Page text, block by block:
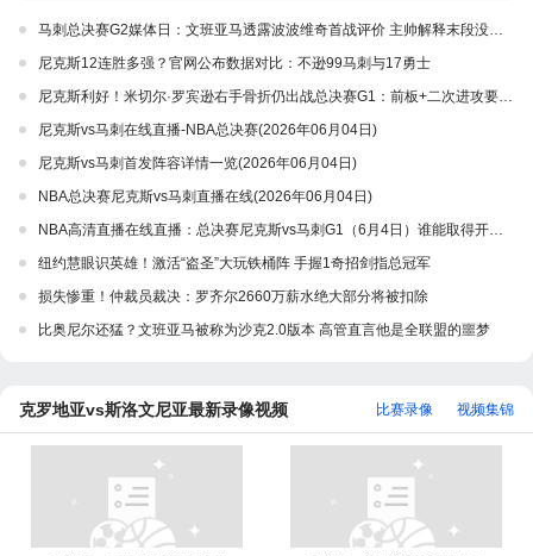
马刺总决赛G2媒体日：文班亚马透露波波维奇首战评价 主帅解释末段没上哈珀
尼克斯12连胜多强？官网公布数据对比：不逊99马刺与17勇士
尼克斯利好！米切尔·罗宾逊右手骨折仍出战总决赛G1：前板+二次进攻要靠他 附比赛直播
尼克斯vs马刺在线直播-NBA总决赛(2026年06月04日)
尼克斯vs马刺首发阵容详情一览(2026年06月04日)
NBA总决赛尼克斯vs马刺直播在线(2026年06月04日)
NBA高清直播在线直播：总决赛尼克斯vs马刺G1（6月4日）谁能取得开门红？附首发名单预测
纽约慧眼识英雄！激活“盗圣”大玩铁桶阵 手握1奇招剑指总冠军
损失惨重！仲裁员裁决：罗齐尔2660万薪水绝大部分将被扣除
比奥尼尔还猛？文班亚马被称为沙克2.0版本 高管直言他是全联盟的噩梦
克罗地亚vs斯洛文尼亚最新录像视频 视频集锦
比赛录像